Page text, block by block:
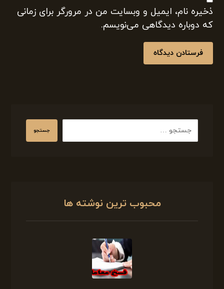
ذخیره نام، ایمیل و وبسایت من در مرورگر برای زمانی
که دوباره دیدگاهی می‌نویسم.
فرستادن دیدگاه
جستجو
محبوب ترین نوشته ها